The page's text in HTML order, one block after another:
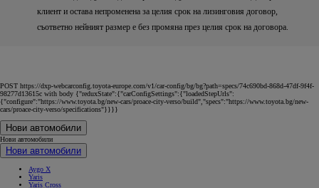
клиент и остава непроменена за целия срок на лизинговия договор,
съответно нейният размер е без промяна през целия срок на договора.
POST https://dxp-webcarconfig.toyota-europe.com/v1/car-config/bg/bg?path=specs/74c690bd-868d-47df-9f4f-
98277d13615c with body {"reduxState":{"carConfigSettings":{"loadedStepUrls":
{"configure":"https://www.toyota.bg/new-cars/proace-city-verso/build","specs":"https://www.toyota.bg/new-
cars/proace-city-verso/specifications"}}}}
Нови автомобили
Нови автомобили
Нови автомобили
Aygo X
Yaris
Yaris Cross